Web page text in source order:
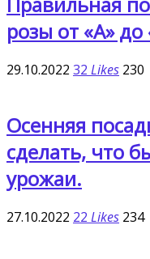
розы от «А» до
29.10.2022 32 Likes 230
Осенняя
сделать, что
урожаи.
27.10.2022 22 Likes 234